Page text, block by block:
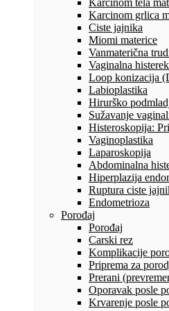
Karcinom tela
Karcinom grlica
Ciste jajnika
Miomi materice
Vanmaterična
Vaginalna
Loop konizacija
Labioplastika
Hirurško
Sužavanje
Histeroskopija:
Vaginoplastika
Laparoskopija
Abdominalna
Hiperplazija
Ruptura ciste
Endometrioza
Porođaj
Porođaj
Carski rez
Komplikacije
Priprema za
Prerani
Oporavak posle
Krvarenje posle